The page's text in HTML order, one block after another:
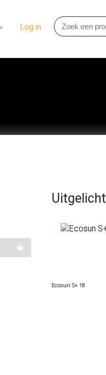
Log in
Uitgelicht
Ecosun S+ 18